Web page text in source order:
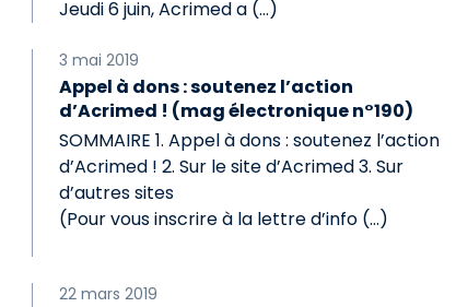
Jeudi 6 juin, Acrimed a (…)
3 mai 2019
Appel à dons : soutenez l’action
d’Acrimed ! (mag électronique n°190)
SOMMAIRE 1. Appel à dons : soutenez l’action
d’Acrimed ! 2. Sur le site d’Acrimed 3. Sur
d’autres sites
(Pour vous inscrire à la lettre d’info (…)
22 mars 2019